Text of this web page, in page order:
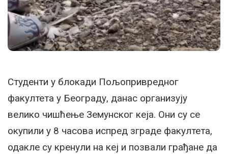
Студенти у блокади Пољопривредног
факултета у Београду, данас организују
велико чишћење Земунског кеја. Они су се
окупили у 8 часова испред зграде факултета,
одакле су кренули на кеј и позвали грађане да